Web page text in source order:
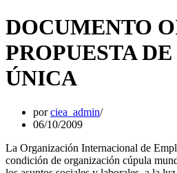
DOCUMENTO
PROPUESTA
ÚNICA
porciea_admin
06/10/2009
La Organización Internacional de
condición de organización cúpula